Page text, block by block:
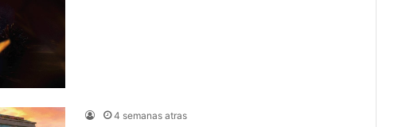
4 semanas atras